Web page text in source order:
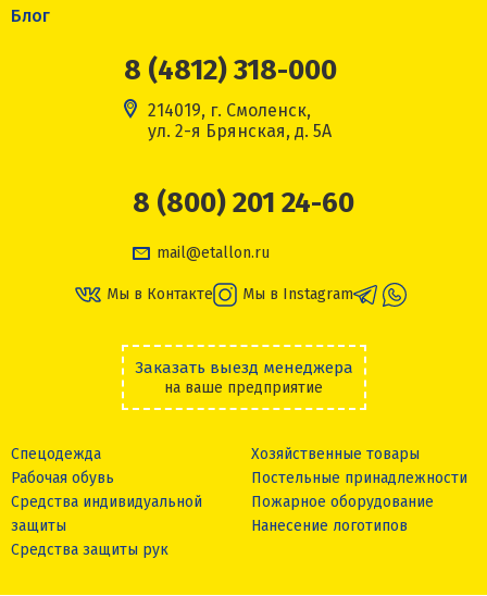
Блог
8 (4812) 318-000
214019, г. Смоленск,
ул. 2-я Брянская, д. 5А
8 (800) 201 24-60
mail@etallon.ru
Мы в Контакте Мы в Instagram
Заказать выезд менеджера
на ваше предприятие
Спецодежда
Рабочая обувь
Средства индивидуальной
защиты
Средства защиты рук
Хозяйственные товары
Постельные принадлежности
Пожарное оборудование
Нанесение логотипов